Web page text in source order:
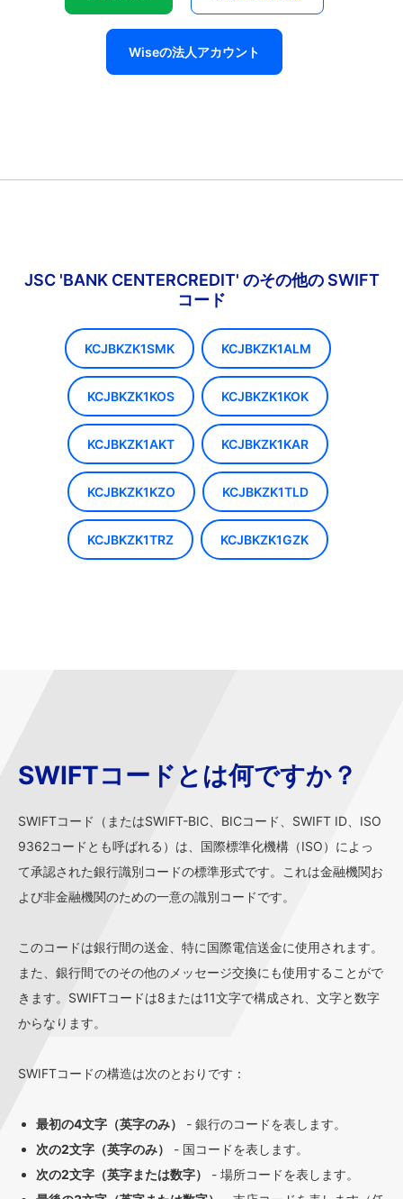
Wiseの法人アカウント
JSC 'BANK CENTERCREDIT' のその他の SWIFT
コード
KCJBKZK1SMK KCJBKZK1ALM
KCJBKZK1KOS KCJBKZK1KOK
KCJBKZK1AKT KCJBKZK1KAR
KCJBKZK1KZO KCJBKZK1TLD
KCJBKZK1TRZ KCJBKZK1GZK
SWIFTコードとは何ですか？
SWIFTコード（またはSWIFT-BIC、BICコード、SWIFT ID、ISO
9362コードとも呼ばれる）は、国際標準化機構（ISO）によっ
て承認された銀行識別コードの標準形式です。これは金融機関お
よび非金融機関のための一意の識別コードです。
このコードは銀行間の送金、特に国際電信送金に使用されます。
また、銀行間でのその他のメッセージ交換にも使用することがで
きます。SWIFTコードは8または11文字で構成され、文字と数字
からなります。
SWIFTコードの構造は次のとおりです：
最初の4文字（英字のみ）
- 銀行のコードを表します。
次の2文字（英字のみ）
- 国コードを表します。
次の2文字（英字または数字）
- 場所コードを表します。